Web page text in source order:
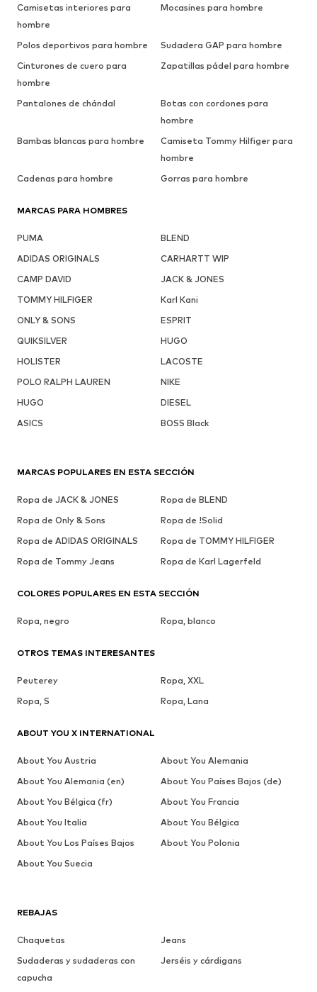
Camisetas interiores para
hombre
Mocasines para hombre
Polos deportivos para hombre
Sudadera GAP para hombre
Cinturones de cuero para
hombre
Zapatillas pádel para hombre
Pantalones de chándal
Botas con cordones para
hombre
Bambas blancas para hombre
Camiseta Tommy Hilfiger para
hombre
Cadenas para hombre
Gorras para hombre
MARCAS PARA HOMBRES
PUMA
BLEND
ADIDAS ORIGINALS
CARHARTT WIP
CAMP DAVID
JACK & JONES
TOMMY HILFIGER
Karl Kani
ONLY & SONS
ESPRIT
QUIKSILVER
HUGO
HOLISTER
LACOSTE
POLO RALPH LAUREN
NIKE
HUGO
DIESEL
ASICS
BOSS Black
REBAJAS
Chaquetas
Jeans
Sudaderas y sudaderas con
capucha
Jerséis y cárdigans
MARCAS POPULARES EN ESTA SECCIÓN
Ropa de JACK & JONES
Ropa de BLEND
Ropa de Only & Sons
Ropa de !Solid
Ropa de ADIDAS ORIGINALS
Ropa de TOMMY HILFIGER
Ropa de Tommy Jeans
Ropa de Karl Lagerfeld
COLORES POPULARES EN ESTA SECCIÓN
Ropa, negro Ropa, blanco
OTROS TEMAS INTERESANTES
Peuterey
Ropa, XXL
Ropa, S
Ropa, Lana
ABOUT YOU X INTERNATIONAL
About You Austria
About You Alemania
About You Alemania (en)
About You Países Bajos (de)
About You Bélgica (fr)
About You Francia
About You Italia
About You Bélgica
About You Los Países Bajos
About You Polonia
About You Suecia